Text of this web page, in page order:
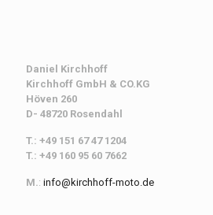
Daniel Kirchhoff
Kirchhoff GmbH & CO.KG
Höven 260
D- 48720 Rosendahl
T.: +49 151 67 47 1204
T.: +49 160 95 60 7662
M.: info@kirchhoff-moto.de